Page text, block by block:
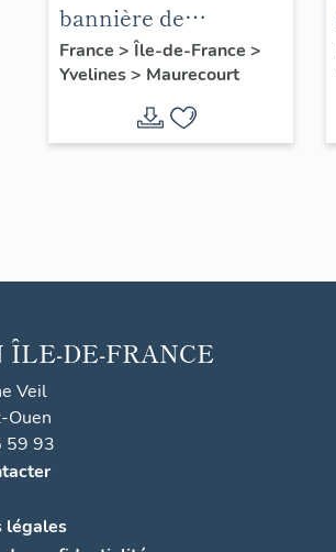
bannière de
procession de la
congrégation des
Enfants de Marie
France > Île-de-France >
Yvelines> Maurecourt
ÎLE-DE-FRANCE
Veil
Ouen
59 93
légales